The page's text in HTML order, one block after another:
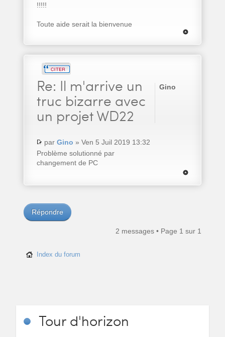
!!!!!
Toute aide serait la bienvenue
Re: Il m'arrive un
truc bizarre avec
un projet WD22
par Gino » Ven 5 Juil 2019 13:32
Problème solutionné par
changement de PC
Gino
Répondre
2 messages • Page 1 sur 1
Index du forum
Tourd'horizon